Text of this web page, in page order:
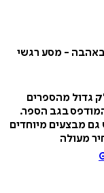
- מסע רגשי
גדול מהספרים
בגב הספר.
מבצעים מיוחדים
מעולה